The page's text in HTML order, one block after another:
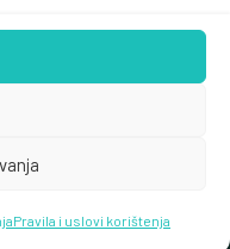
Pravila i uslovi korištenja
byWordPress.